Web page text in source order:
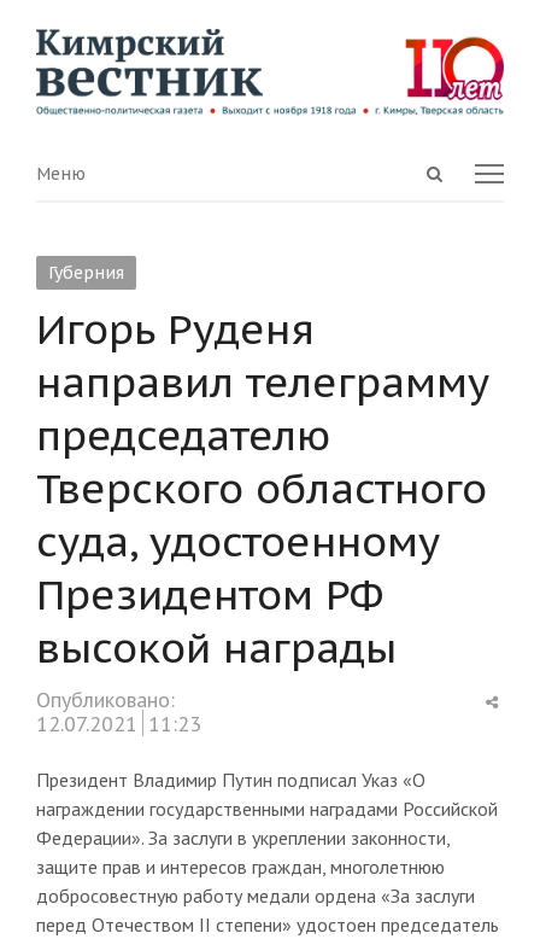
Open
Menu
Меню
Губерния
Игорь Руденя
направил телеграмму
председателю
Тверского областного
суда, удостоенному
Президентом РФ
высокой награды
Опубликовано:
12.07.2021 11:23
Президент Владимир Путин подписал Указ «О
награждении государственными наградами Российской
Федерации». За заслуги в укреплении законности,
защите прав и интересов граждан, многолетнюю
добросовестную работу медали ордена «За заслуги
перед Отечеством II степени» удостоен председатель